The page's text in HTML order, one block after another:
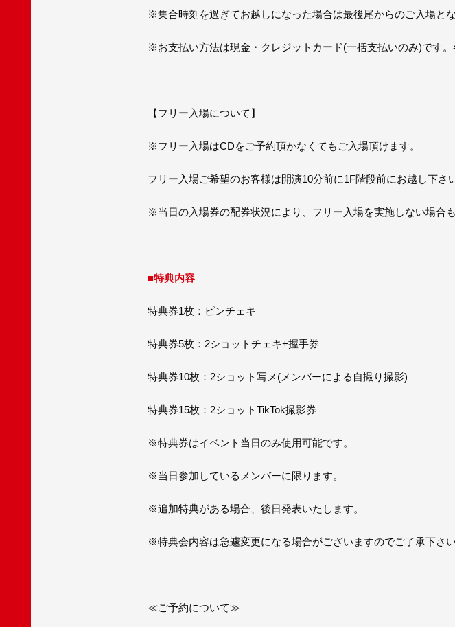
※集合時刻を過ぎてお越しになった場合は最後尾からのご入場と
※お支払い方法は現金・クレジットカード(一括支払いのみ)です
【フリー入場について】
※フリー入場はCDをご予約頂かなくてもご入場頂けます。
フリー入場ご希望のお客様は開演10分前に1F階段前にお越し下さい
※当日の入場券の配券状況により、フリー入場を実施しない場合
■特典内容
特典券1枚：ピンチェキ
特典券5枚：2ショットチェキ+握手券
特典券10枚：2ショット写メ(メンバーによる自撮り撮影)
特典券15枚：2ショットTikTok撮影券
※特典券はイベント当日のみ使用可能です。
※当日参加しているメンバーに限ります。
※追加特典がある場合、後日発表いたします。
※特典会内容は急遽変更になる場合がございますのでご了承下さい
≪ご予約について≫